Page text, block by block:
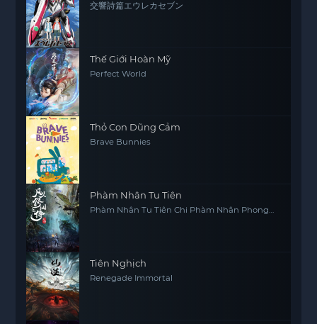
交響詩篇エウレカセブン
Thế Giới Hoàn Mỹ
Perfect World
Thỏ Con Dũng Cảm
Brave Bunnies
Phàm Nhân Tu Tiên
Phàm Nhân Tu Tiên Chi Phàm Nhân Phong
Tiên Nghịch
Renegade Immortal